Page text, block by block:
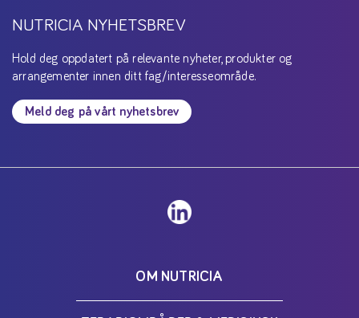
NUTRICIA NYHETSBREV
Hold deg oppdatert på relevante nyheter, produkter og
arrangementer innen ditt fag/interesseområde.
Meld deg på vårt nyhetsbrev
OM NUTRICIA